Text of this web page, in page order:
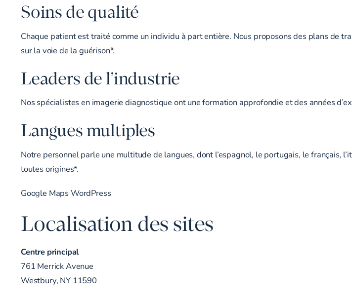
Soins de qualité
Chaque patient est traité comme un individu à part entière. Nous proposons des plans de
sur la voie de la guérison*.
Leaders de l’industrie
Nos spécialistes en imagerie diagnostique ont une formation approfondie et des années
Langues multiples
Notre personnel parle une multitude de langues, dont l’espagnol, le portugais, le français,
toutes origines*.
Google Maps WordPress
Localisation des sites
Centre principal
761 Merrick Avenue
Westbury, NY 11590